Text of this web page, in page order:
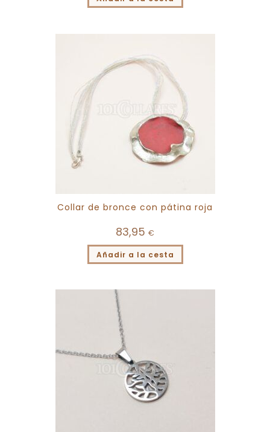
Collar de bronce con pátina roja
83,95 €
Añadir a la cesta